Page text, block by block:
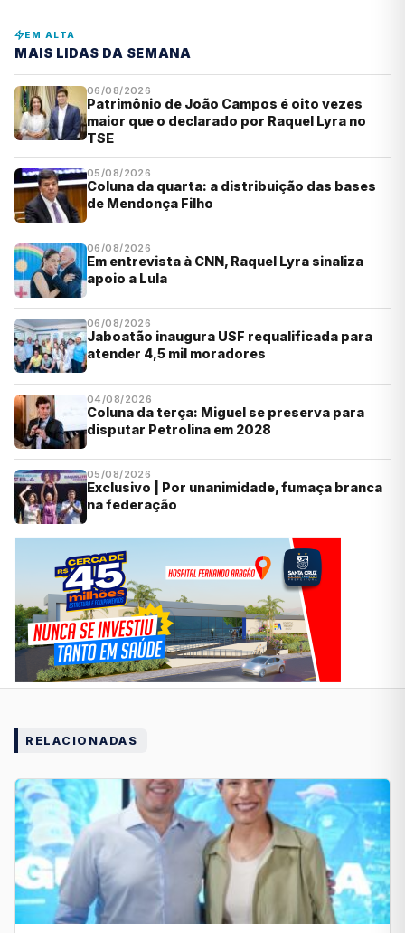
EM ALTA
MAIS LIDAS DA SEMANA
06/08/2026
Patrimônio de João Campos é oito vezes
maior que o declarado por Raquel Lyra no
TSE
05/08/2026
Coluna da quarta: a distribuição das bases
de Mendonça Filho
06/08/2026
Em entrevista à CNN, Raquel Lyra sinaliza
apoio a Lula
06/08/2026
Jaboatão inaugura USF requalificada para
atender 4,5 mil moradores
04/08/2026
Coluna da terça: Miguel se preserva para
disputar Petrolina em 2028
05/08/2026
Exclusivo | Por unanimidade, fumaça branca
na federação
RELACIONADAS